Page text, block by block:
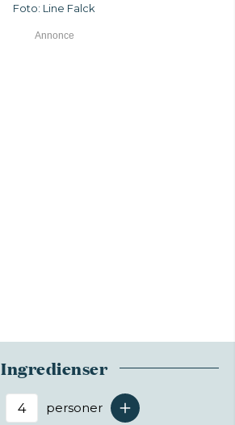
Foto: Line Falck
Ingredienser
Antal serveringer
personer